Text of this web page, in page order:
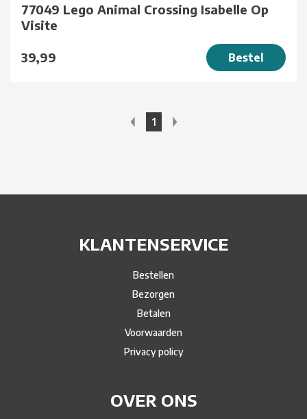
77049 Lego Animal Crossing Isabelle Op
Visite
39,99 Bestel
1
KLANTENSERVICE
Bestellen
Bezorgen
Betalen
Voorwaarden
Privacy policy
OVER ONS